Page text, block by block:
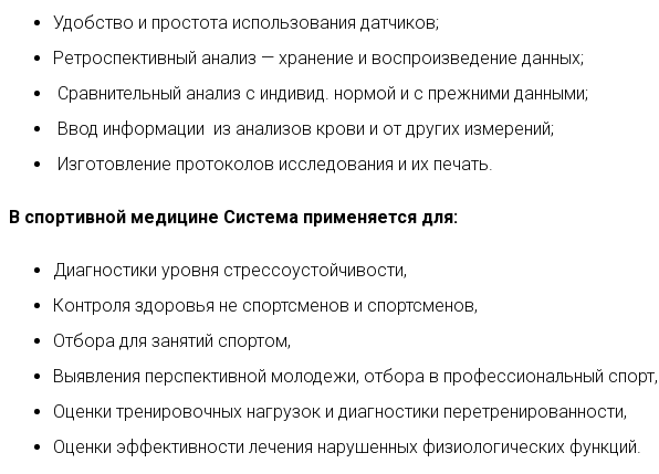
Удобство и простота использования датчиков;
Ретроспективный анализ — хранение и воспроизведение данных;
Сравнительный анализ с индивид. нормой и с прежними данными;
Ввод информации из анализов крови и от других измерений;
Изготовление протоколов исследования и их печать.
В спортивной медицине Система применяется для:
Диагностики уровня стрессоустойчивости,
Контроля здоровья не спортсменов и спортсменов,
Отбора для занятий спортом,
Выявления перспективной молодежи, отбора в профессиональный спорт,
Оценки тренировочных нагрузок и диагностики перетренированности,
Оценки эффективности лечения нарушенных физиологических функций.